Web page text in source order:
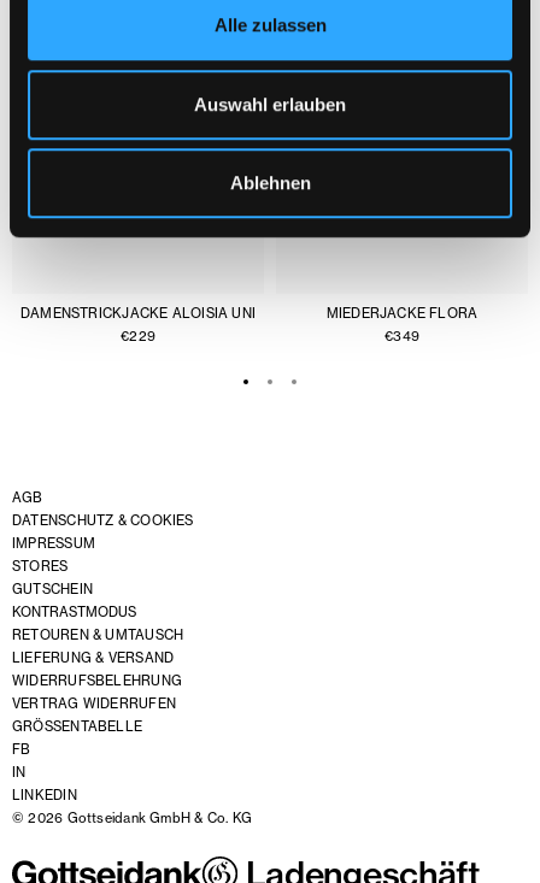
Alle zulassen
Auswahl erlauben
Ablehnen
DAMENSTRICKJACKE ALOISIA UNI
€229
MIEDERJACKE FLORA
€349
AGB
DATENSCHUTZ & COOKIES
IMPRESSUM
STORES
GUTSCHEIN
KONTRASTMODUS
RETOUREN & UMTAUSCH
LIEFERUNG & VERSAND
WIDERRUFSBELEHRUNG
VERTRAG WIDERRUFEN
GRÖSSENTABELLE
FB
IN
LINKEDIN
© 2026 Gottseidank GmbH & Co. KG
Ladengeschäft